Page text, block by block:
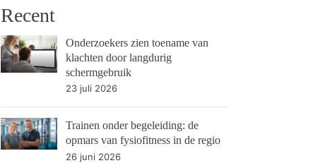
Recent
Onderzoekers zien toename van
klachten door langdurig
schermgebruik
23 juli 2026
Trainen onder begeleiding: de
opmars van fysiofitness in de regio
26 juni 2026